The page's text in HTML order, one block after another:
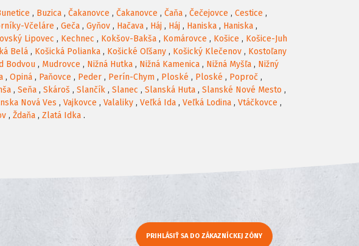
, Buzica , Čakanovce , Čakanovce , Čaňa , Čečejovce , Cestice ,
Včeláre , Geča , Gyňov , Hačava , Háj , Háj , Haniska , Haniska ,
Lipovec , Kechnec , Kokšov-Bakša , Komárovce , Košice , Košice-Juh
Belá , Košická Polianka , Košické Oľšany , Košický Klečenov , Kostoľany
Bodvou , Mudrovce , Nižná Hutka , Nižná Kamenica , Nižná Myšľa , Nižný
, Opiná , Paňovce , Peder , Perín-Chym , Ploské , Ploské , Poproč ,
, Seňa , Skároš , Slančík , Slanec , Slanská Huta , Slanské Nové Mesto ,
Nová Ves , Vajkovce , Valaliky , Veľká Ida , Veľká Lodina , Vtáčkovce ,
, Ždaňa , Zlatá Idka .
PRIHLÁSIŤ SA DO ZÁKAZNÍCKEJ ZÓNY